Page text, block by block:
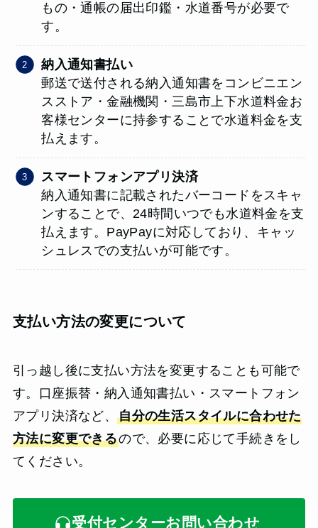
もの・通帳の届出印鑑・水道番号が必要で
す。
納入通知書払い
郵送で送付される納入通知書をコンビニエン
スストア・金融機関・三島市上下水道料金お
客様センターに持参することで水道料金を支
払えます。
スマートフォンアプリ決済
納入通知書に記載されたバーコードをスキャ
ンすることで、24時間いつでも水道料金を支
払えます。PayPayに対応しており、キャッ
シュレスでの支払いが可能です。
支払い方法の変更について
引っ越し後に支払い方法を変更することも可能で
す。口座振替・納入通知書払い・スマートフォン
アプリ決済など、自分の生活スタイルに合わせた
方法に変更できるので、必要に応じて手続きをし
てください。
受付センターお問い合わせ